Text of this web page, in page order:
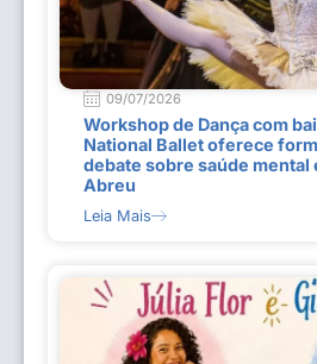
09/07/2026
Workshop de Dança com
National Ballet oferece
debate sobre saúde mental
Abreu
Leia Mais